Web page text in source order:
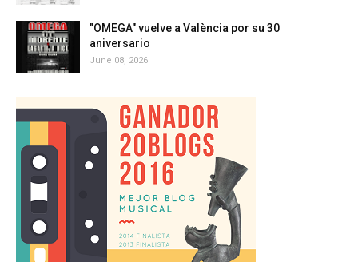
"OMEGA" vuelve a València por su 30
aniversario
June 08, 2026